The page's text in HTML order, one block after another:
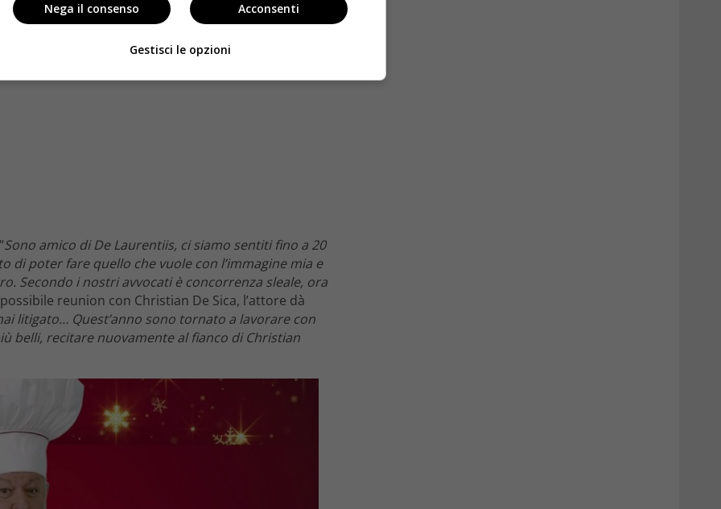
Sono amico di De Laurentiis, ci siamo sentiti fino a 20
di poter fare quello che vuole con l’immagine mia e
Secondo i nostri avvocati è concorrenza sleale, ora
reunion con Christian De Sica, l’attore dà
litigato… Quest’anno sono tornato a lavorare con
belli, recitare nuovamente al fianco di Christian
Acconsenti
Nega il consenso
Gestisci le opzioni